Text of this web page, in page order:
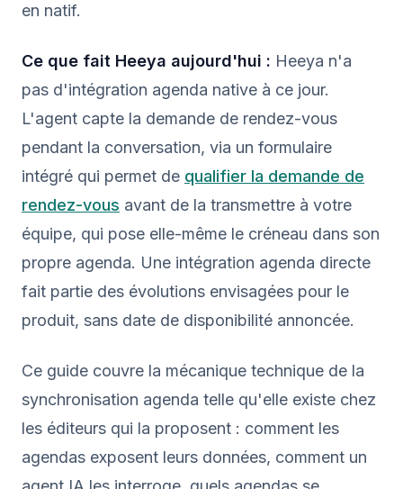
en natif.
Ce que fait Heeya aujourd'hui : Heeya n'a
pas d'intégration agenda native à ce jour.
L'agent capte la demande de rendez-vous
pendant la conversation, via un formulaire
intégré qui permet de qualifier la demande de
rendez-vous avant de la transmettre à votre
équipe, qui pose elle-même le créneau dans son
propre agenda. Une intégration agenda directe
fait partie des évolutions envisagées pour le
produit, sans date de disponibilité annoncée.
Ce guide couvre la mécanique technique de la
synchronisation agenda telle qu'elle existe chez
les éditeurs qui la proposent : comment les
agendas exposent leurs données, comment un